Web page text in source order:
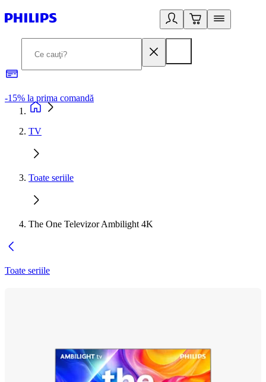
-15% la prima comandă
TV
Toate seriile
The One Televizor Ambilight 4K
Toate seriile